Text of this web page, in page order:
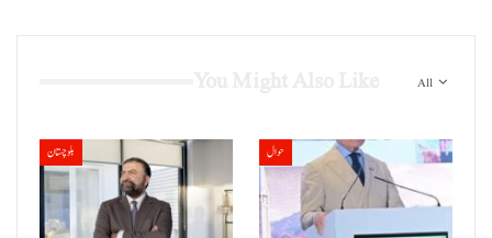
All
بلوچستان حوال